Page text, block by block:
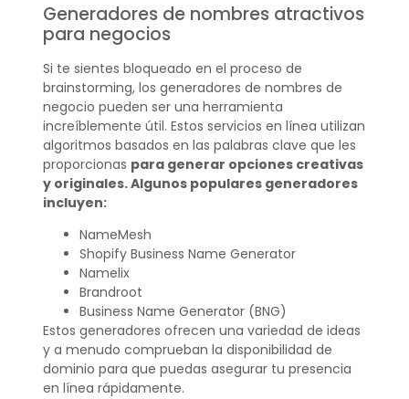
Generadores de nombres atractivos
para negocios
Si te sientes bloqueado en el proceso de
brainstorming, los generadores de nombres de
negocio pueden ser una herramienta
increíblemente útil. Estos servicios en línea utilizan
algoritmos basados en las palabras clave que les
proporcionas para generar opciones creativas
y originales. Algunos populares generadores
incluyen:
NameMesh
Shopify Business Name Generator
Namelix
Brandroot
Business Name Generator (BNG)
Estos generadores ofrecen una variedad de ideas
y a menudo comprueban la disponibilidad de
dominio para que puedas asegurar tu presencia
en línea rápidamente.